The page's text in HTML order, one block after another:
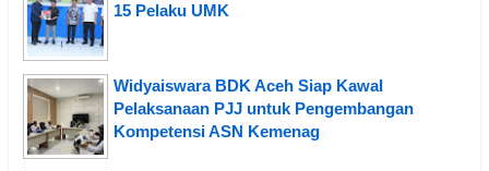
15 Pelaku UMK
Widyaiswara BDK Aceh Siap Kawal
Pelaksanaan PJJ untuk Pengembangan
Kompetensi ASN Kemenag